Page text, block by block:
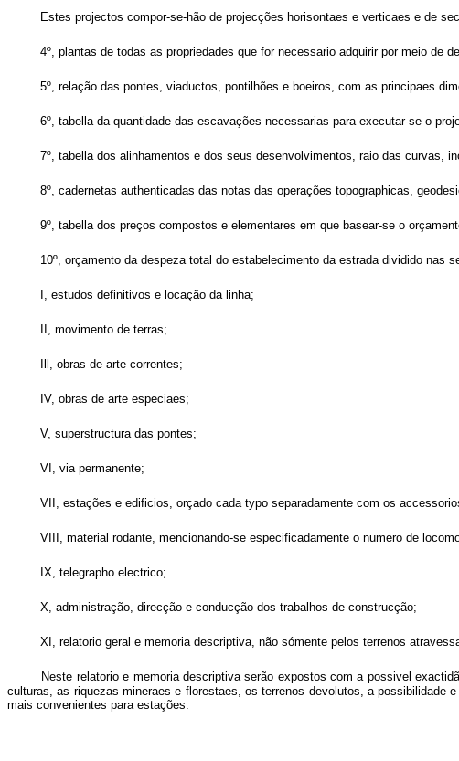
Estes projectos compor-se-hão de projecções horisontaes e verticaes e de
4º, plantas de todas as propriedades que for necessario adquirir por meio de
5º, relação das pontes, viaductos, pontilhões e boeiros, com as principaes
6º, tabella da quantidade das escavações necessarias para executar-se o
7º, tabella dos alinhamentos e dos seus desenvolvimentos, raio das curvas,
8º, cadernetas authenticadas das notas das operações topographicas,
9º, tabella dos preços compostos e elementares em que basear-se o
10º, orçamento da despeza total do estabelecimento da estrada dividido nas
I, estudos definitivos e locação da linha;
II, movimento de terras;
Ill, obras de arte correntes;
IV, obras de arte especiaes;
V, superstructura das pontes;
VI, via permanente;
VII, estações e edificios, orçado cada typo separadamente com os
VIII, material rodante, mencionando-se especificadamente o numero de
IX, telegrapho electrico;
X, administração, direcção e conducção dos trabalhos de construcção;
XI, relatorio geral e memoria descriptiva, não sómente pelos terrenos
Neste relatorio e memoria descriptiva serão expostos com a possivel
culturas, as riquezas mineraes e florestaes, os terrenos devolutos, a possibilidade
mais convenientes para estações.